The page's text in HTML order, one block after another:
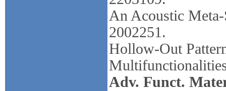
An Acoustic
2002251.
Hollow‐Out
Adv. Funct.